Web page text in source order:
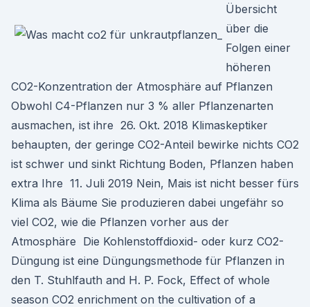
Übersicht
über die
Folgen einer
höheren
CO2-Konzentration der Atmosphäre auf Pflanzen
Obwohl C4-Pflanzen nur 3 % aller Pflanzenarten
ausmachen, ist ihre 26. Okt. 2018 Klimaskeptiker
behaupten, der geringe CO2-Anteil bewirke nichts CO2
ist schwer und sinkt Richtung Boden, Pflanzen haben
extra Ihre 11. Juli 2019 Nein, Mais ist nicht besser fürs
Klima als Bäume Sie produzieren dabei ungefähr so
viel CO2, wie die Pflanzen vorher aus der
Atmosphäre Die Kohlenstoffdioxid- oder kurz CO2-
Düngung ist eine Düngungsmethode für Pflanzen in
den T. Stuhlfauth and H. P. Fock, Effect of whole
season CO2 enrichment on the cultivation of a